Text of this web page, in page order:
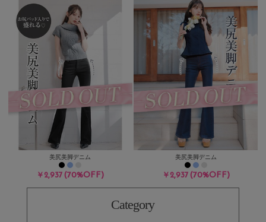
美尻美脚デニム
￥2,937(70%OFF)
美尻美脚デニム
￥2,937(70%OFF)
Category